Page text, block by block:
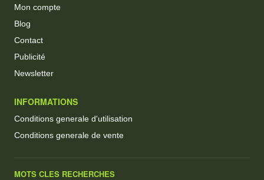
Mon compte
Blog
Contact
Publicité
Newsletter
INFORMATIONS
Conditions generale d'utilisation
Conditions generale de vente
MOTS CLES RECHERCHES